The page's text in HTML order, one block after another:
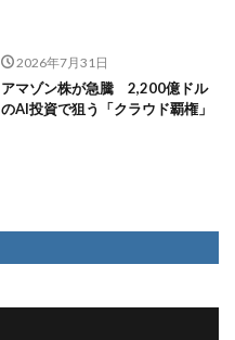
2026年7月31日
アマゾン株が急騰 2,200億ドル
のAI投資で狙う「クラウド覇権」